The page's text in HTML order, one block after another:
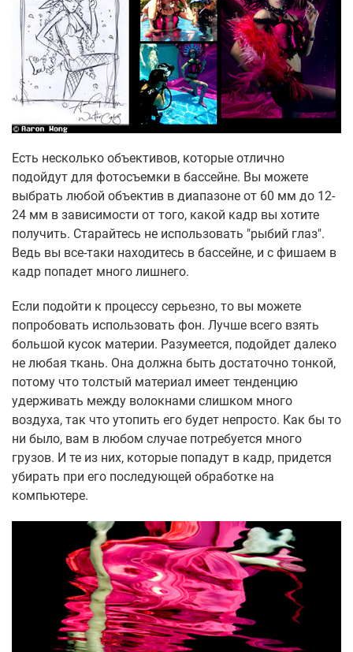
Есть несколько объективов, которые отлично
подойдут для фотосъемки в бассейне. Вы можете
выбрать любой объектив в диапазоне от 60 мм до 12-
24 мм в зависимости от того, какой кадр вы хотите
получить. Старайтесь не использовать "рыбий глаз".
Ведь вы все-таки находитесь в бассейне, и с фишаем в
кадр попадет много лишнего.
Если подойти к процессу серьезно, то вы можете
попробовать использовать фон. Лучше всего взять
большой кусок материи. Разумеется, подойдет далеко
не любая ткань. Она должна быть достаточно тонкой,
потому что толстый материал имеет тенденцию
удерживать между волокнами слишком много
воздуха, так что утопить его будет непросто. Как бы то
ни было, вам в любом случае потребуется много
грузов. И те из них, которые попадут в кадр, придется
убирать при его последующей обработке на
компьютере.